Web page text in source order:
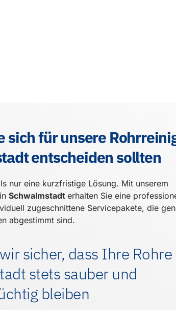
sich für unsere
entscheiden sollten
nur eine kurzfristige Lösung. Mit unserem
Schwalmstadt erhalten Sie eine
zugeschnittene Servicepakete, die
abgestimmt sind.
sicher, dass Ihre Rohre
stets sauber und
bleiben